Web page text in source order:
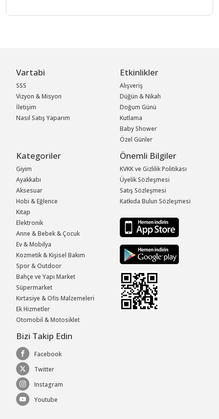
Vartabi
SSS
Vizyon & Misyon
İletişim
Nasıl Satış Yaparım
Etkinlikler
Alışveriş
Düğün & Nikah
Doğum Günü
Kutlama
Baby Shower
Özel Günler
Kategoriler
Giyim
Ayakkabı
Aksesuar
Hobi & Eğlence
Kitap
Elektronik
Anne & Bebek & Çocuk
Ev & Mobilya
Kozmetik & Kişisel Bakım
Spor & Outdoor
Bahçe ve Yapı Market
Süpermarket
Kırtasiye & Ofis Malzemeleri
Ek Hizmetler
Otomobil & Motosiklet
Önemli Bilgiler
KVKK ve Gizlilik Politikası
Üyelik Sözleşmesi
Satış Sözleşmesi
Katkıda Bulun Sözleşmesi
Bizi Takip Edin
Facebook
Twitter
Instagram
Youtube